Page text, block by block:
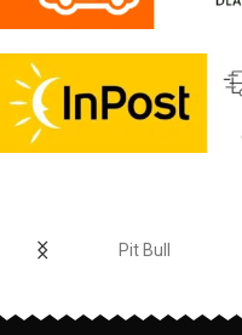
najwyższej jakości średniej
grubości bawełny o gramaturze
190 g/m2 - dzięki dodatku
elastanu tkanina jest lekko
elastyczna - miękka lamówka od
wewnętrznej strony kołnierza
chroniąca przed otarciami - małe
na rękawku - skład materiału: 95%
Pit Bull